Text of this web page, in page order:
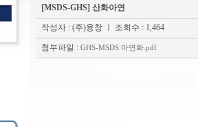
[MSDS-GHS] 산화아연
작성자 : (주)융창 ㅣ 조회수 : 1,464
첨부파일 : GHS-MSDS 아연화.pdf